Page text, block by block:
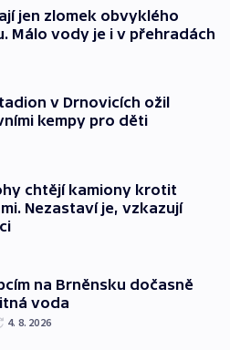
jen zlomek obvyklého
Málo vody je i v přehradách
v Drnovicích ožil
kempy pro děti
chtějí kamiony krotit
Nezastaví je, vzkazují
na Brněnsku dočasně
voda
4. 8. 2026